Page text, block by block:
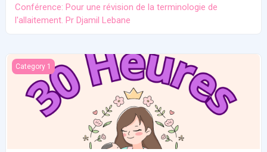
Conférence: Pour une révision de la terminologie de
l'allaitement. Pr Djamil Lebane
Les problèmes communs en allaitement maternel
Category 1